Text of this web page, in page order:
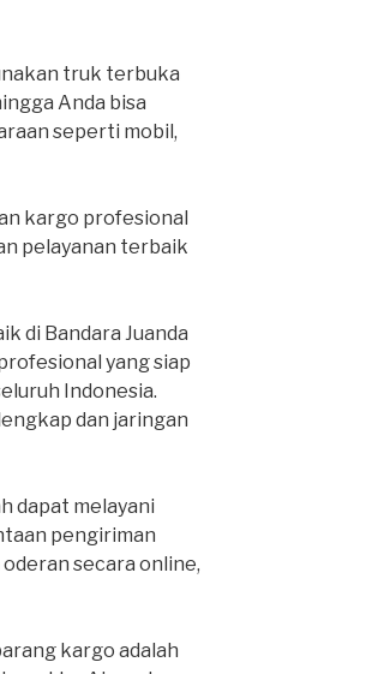
truk terbuka
Anda bisa
seperti mobil,
kargo profesional
pelayanan terbaik
di Bandara Juanda
yang siap
Indonesia.
dan jaringan
dapat melayani
pengiriman
secara online,
kargo adalah